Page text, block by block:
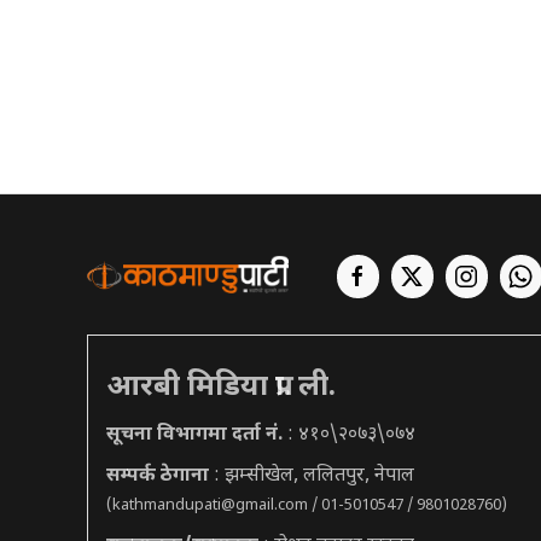
आरबी मिडिया प्रा. ली.
सूचना विभागमा दर्ता नं. : ४१०\२०७३\०७४
सम्पर्क ठेगाना : झम्सीखेल, ललितपुर, नेपाल
(kathmandupati@gmail.com / 01-5010547 / 9801028760)